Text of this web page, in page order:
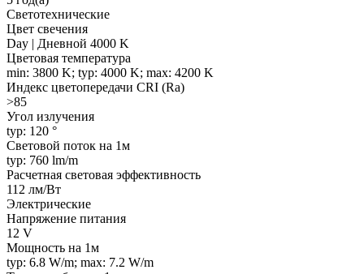
Светотехнические
Цвет свечения
Day | Дневной 4000 K
Цветовая температура
min: 3800 K; typ: 4000 K; max: 4200 K
Индекс цветопередачи CRI (Ra)
>85
Угол излучения
typ: 120 °
Световой поток на 1м
typ: 760 lm/m
Расчетная световая эффективность
112 лм/Вт
Электрические
Напряжение питания
12 V
Мощность на 1м
typ: 6.8 W/m; max: 7.2 W/m